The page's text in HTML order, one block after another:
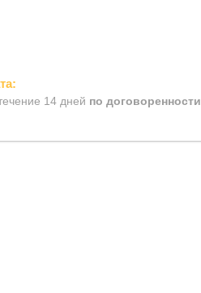
14 дней по договоренности